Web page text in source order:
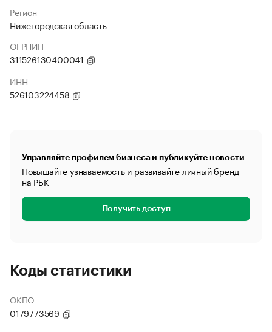
Регион
Нижегородская область
ОГРНИП
311526130400041
ИНН
526103224458
Управляйте профилем бизнеса и публикуйте новости
Повышайте узнаваемость и развивайте личный бренд
на РБК
Получить доступ
Коды статистики
ОКПО
0179773569